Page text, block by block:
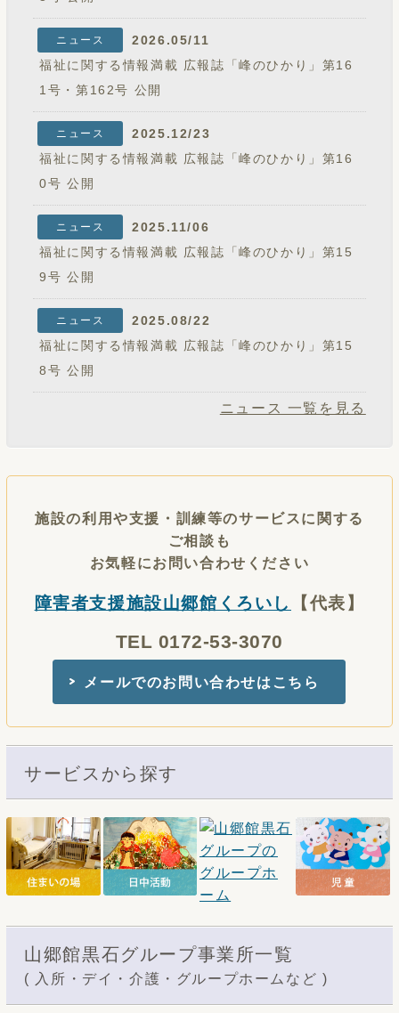
ニュース
2026.05/11
福祉に関する情報満載 広報誌「峰のひかり」第16
1号・第162号 公開
ニュース
2025.12/23
福祉に関する情報満載 広報誌「峰のひかり」第16
0号 公開
ニュース
2025.11/06
福祉に関する情報満載 広報誌「峰のひかり」第15
9号 公開
ニュース
2025.08/22
福祉に関する情報満載 広報誌「峰のひかり」第15
8号 公開
ニュース 一覧を見る
施設の利用や支援・訓練等のサービスに関する
ご相談も
お気軽にお問い合わせください
障害者支援施設山郷館くろいし 【代表】
TEL 0172-53-3070
メールでのお問い合わせはこちら
サービスから探す
山郷館黒石グループ事業所一覧
( 入所・デイ・介護・グループホームなど )